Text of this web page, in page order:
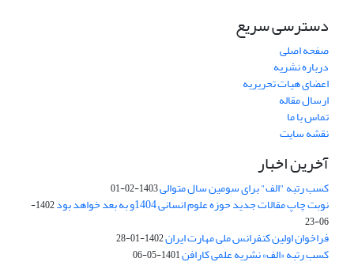
دسترسی سریع
صفحه اصلی
درباره نشریه
اعضای هیات تحریریه
ارسال مقاله
تماس با ما
نقشه سایت
آخرین اخبار
کسب رتبه "الف" برای سومین سال متوالی1403-02-01
نوبت چاپ مقالات جدید حوزه علوم انسانی 1404و به بعد خواهد بود
1402-
06-23
فراخوان اولین کنفرانس ملی مهارت ایران1402-01-28
کسب رتبه «الف» نشریه علمی کارافن1401-05-06